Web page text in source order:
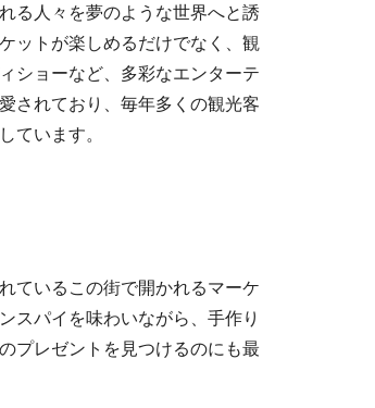
る人々を夢のような世界へと誘
ットが楽しめるだけでなく、観
ショーなど、多彩なエンターテ
されており、毎年多くの観光客
ています。
ているこの街で開かれるマーケ
スパイを味わいながら、手作り
プレゼントを見つけるのにも最